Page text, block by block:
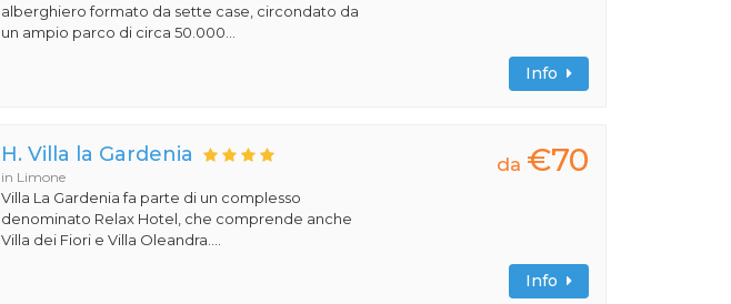
alberghiero formato da sette case, circondato da
un ampio parco di circa 50.000...
Info
H. Villa la Gardenia
in Limone
Villa La Gardenia fa parte di un complesso
denominato Relax Hotel, che comprende anche
Villa dei Fiori e Villa Oleandra....
da €70
Info